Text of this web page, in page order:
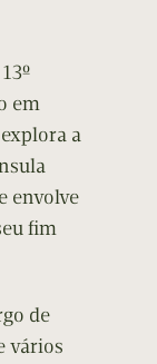
em
a
envolve
fim
de
vários